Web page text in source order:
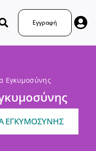
Εγγραφή
Εγκυμοσύνης
ΕΓΚΥΜΟΣΥΝΗΣ